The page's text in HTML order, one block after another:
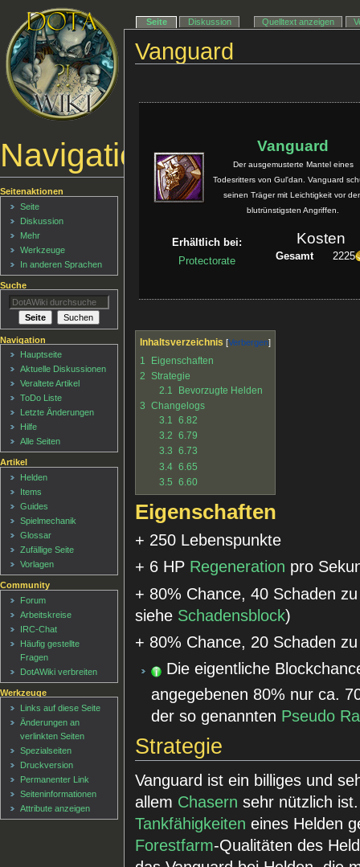
Vanguard
Vanguard
Der ausgemusterte Mantel eines
Todesritters von Gul'dan. Vanguard
seinen Träger mit Leichtigkeit vor
blutrünstigsten Angriffen.
Erhältlich bei:
Protectorate
Kosten
Gesamt 2225
Inhaltsverzeichnis
1
Eigenschaften
2 Strategie
2.1
Bevorzugte Helden
3 Changelogs
3.1 6.82
3.2 6.79
3.3 6.73
3.4 6.65
3.5 6.60
Eigenschaften
+ 250 Lebenspunkte
+ 6 HP Regeneration pro
+ 80% Chance, 40 Schaden
siehe Schadensblock)
+ 80% Chance, 20 Schaden
Die eigentliche
angegebenen 80% nur ca.
der so genannten Pseudo
Strategie
Vanguard ist ein billiges und
allem Chasern sehr nützlich
Tankfähigkeiten eines Helden
Forestfarm-Qualitäten des
Navigationsmenü
Seite Diskussion Quelltext anzeigen
Seitenaktionen
Seite
Diskussion
Mehr
Werkzeuge
In anderen Sprachen
Suche
Navigation
Hauptseite
Aktuelle Diskussionen
Veraltete Artikel
ToDo Liste
Letzte Änderungen
Hilfe
Alle Seiten
Artikel
Helden
Items
Guides
Spielmechanik
Glossar
Zufällige Seite
Vorlagen
Community
Forum
Arbeitskreise
IRC-Chat
Häufig gestellte
Fragen
DotAWiki verbreiten
Werkzeuge
Links auf diese Seite
Änderungen an
verlinkten Seiten
Spezialseiten
Druckversion
Permanenter Link
Seiten­informationen
Attribute anzeigen